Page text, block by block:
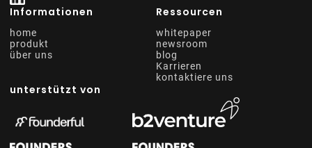
Informationen
home
produkt
über uns
Ressourcen
whitepaper
newsroom
blog
Karrieren
kontaktiere uns
unterstützt von